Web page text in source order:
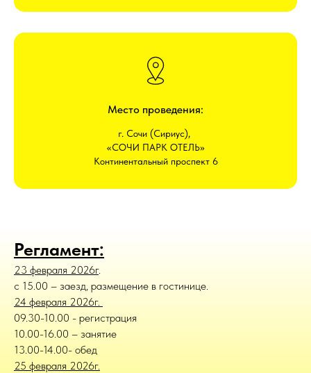
Место проведения:
г. Сочи (Сириус),
«СОЧИ ПАРК ОТЕЛЬ»
Континентальный проспект 6
Регламент:
23 февраля 2026г.
с 15.00 – заезд, размещение в гостинице.
24 февраля 2026г.
09.30-10.00 - регистрация
10.00-16.00 – занятие
13.00-14.00- обед
25 февраля 2026г.